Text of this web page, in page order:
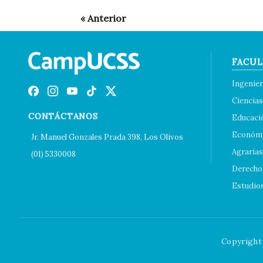
CONTÁCTANOS
Jr. Manuel Gonzales Prada 398, Los Olivos
(01) 5330008
Copyright